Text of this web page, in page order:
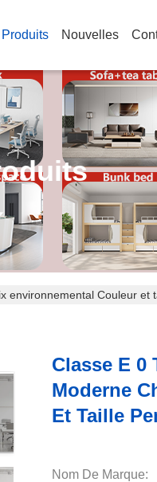
Produits Nouvelles
environnemental Couleur et
Classe E 0
Moderne
Et Taille
Nom De Marque: